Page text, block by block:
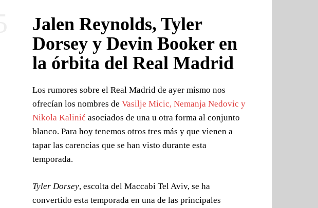
Jalen Reynolds, Tyler
Dorsey y Devin Booker en
la órbita del Real Madrid
Los rumores sobre el Real Madrid de ayer mismo nos
ofrecían los nombres de Vasilje Micic, Nemanja Nedovic y
Nikola Kalinić asociados de una u otra forma al conjunto
blanco. Para hoy tenemos otros tres más y que vienen a
tapar las carencias que se han visto durante esta
temporada.
Tyler Dorsey, escolta del Maccabi Tel Aviv, se ha
convertido esta temporada en una de las principales